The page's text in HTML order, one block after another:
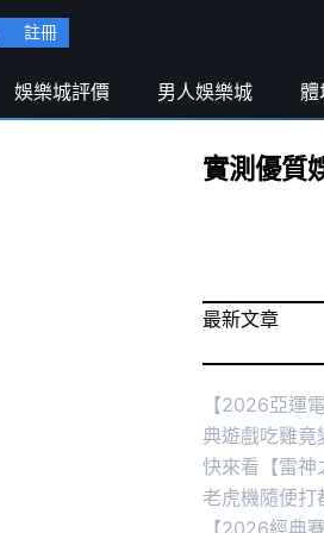
註冊
娛樂城評價 男人娛樂城 體
實測優質
最新文章
【2026亞運
典遊戲吃雞竟
快來看【雷神
老虎機隨便打
【2026經典